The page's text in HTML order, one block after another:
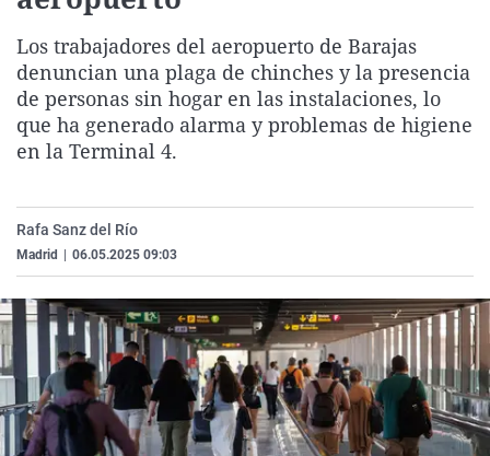
Gente viajera
Como el perro y el
Retornados
Equipo de
Operación Viuda
Galicia
La Rioja
Navarra
Televisión
Elecciones
Los trabajadores del aeropuerto de Barajas
denuncian una plaga de chinches y la presencia
de personas sin hogar en las instalaciones, lo
que ha generado alarma y problemas de higiene
en la Terminal 4.
Rafa Sanz del Río
Madrid 06.05.2025 09:03